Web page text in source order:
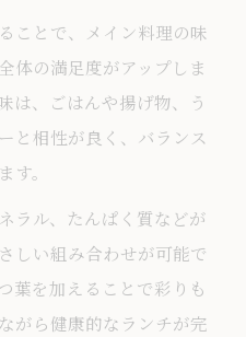
ことで、メイン料理の味
体の満足度がアップしま
は、ごはんや揚げ物、う
と相性が良く、バランス
。
ラル、たんぱく質などが
しい組み合わせが可能で
葉を加えることで彩りも
がら健康的なランチが完